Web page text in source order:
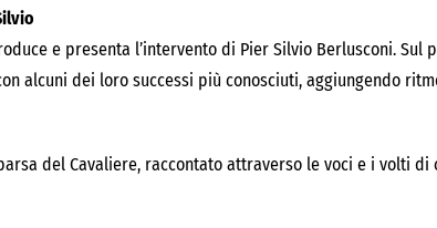
e presenta l’intervento di Pier Silvio Berlusconi. Sul
alcuni dei loro successi più conosciuti, aggiungendo
del Cavaliere, raccontato attraverso le voci e i volti di